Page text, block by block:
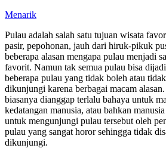
Menarik
Pulau adalah salah satu tujuan wisata
pasir, pepohonan, jauh dari hiruk-pikuk
beberapa alasan mengapa pulau menjadi
favorit. Namun tak semua pulau bisa
beberapa pulau yang tidak boleh atau
dikunjungi karena berbagai macam
biasanya dianggap terlalu bahaya untuk
kedatangan manusia, atau bahkan
untuk mengunjungi pulau tersebut oleh
pulau yang sangat horor sehingga tidak
dikunjungi.